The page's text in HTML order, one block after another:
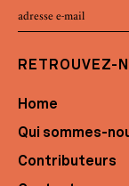
RETROUVEZ-
Home
Qui sommes-
Contributeurs